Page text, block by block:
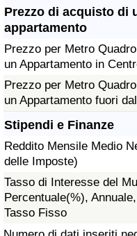
Prezzo di acquisto di
appartamento
Prezzo per Metro
un Appartamento in
Prezzo per Metro
un Appartamento fuori
Stipendi e Finanze
Reddito Mensile Medio
delle Imposte)
Tasso di Interesse del
Percentuale(%),
Tasso Fisso
Indice di criminalità per
Assistenza Sanitaria
Indice dell’Assistenza
Indice dell’Assistenza
Indice dell’Assistenza
Nazione
Inquinamento